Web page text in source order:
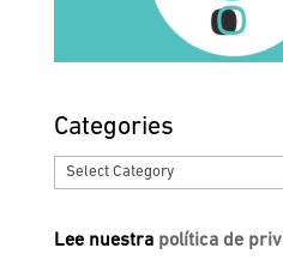
Categories
Categories
Lee nuestra política de